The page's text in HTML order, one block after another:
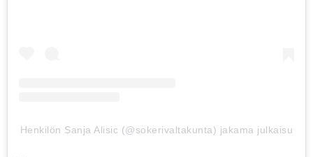
Henkilön Sanja Alisic (@sokerivaltakunta) jakama julkaisu